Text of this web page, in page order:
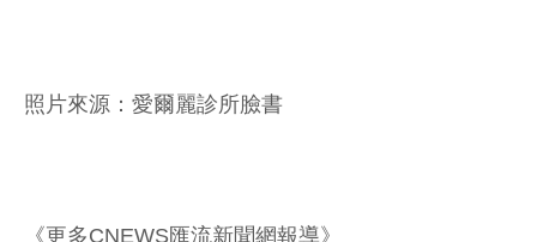
照片來源：愛爾麗診所臉書
《更多CNEWS匯流新聞網報導》